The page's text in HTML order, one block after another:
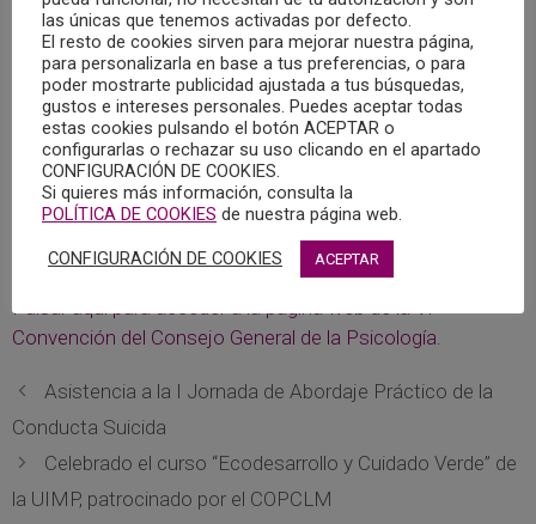
La VI Convención del Consejo General de la Psicología
pretende ser un punto de encuentro de los Miembros de
todas las Juntas de Gobierno, Áreas, Comisiones y
Grupos de Trabajo de los Colegios Oficiales de Psicología,
con el fin de debatir, analizar e intercambiar puntos de vista
y posturas en torno a algunos de los temas más
relevantes de la profesión, y de este modo enriquecer las
líneas de desarrollo de la política de nuestra profesión.
Pulsar aquí para acceder a la página web de la VI
Convención del Consejo General de la Psicología.
Asistencia a la I Jornada de Abordaje Práctico de la
Conducta Suicida
Celebrado el curso “Ecodesarrollo y Cuidado Verde” de
la UIMP, patrocinado por el COPCLM
las únicas que tenemos activadas por defecto.
El resto de cookies sirven para mejorar nuestra página,
para personalizarla en base a tus preferencias, o para
poder mostrarte publicidad ajustada a tus búsquedas,
gustos e intereses personales. Puedes aceptar todas
estas cookies pulsando el botón ACEPTAR o
configurarlas o rechazar su uso clicando en el apartado
CONFIGURACIÓN DE COOKIES.
Si quieres más información, consulta la
POLÍTICA DE COOKIES de nuestra página web.
CONFIGURACIÓN DE COOKIES ACEPTAR